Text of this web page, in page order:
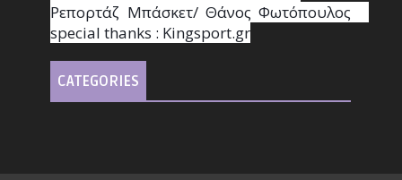
Ρεπορτάζ Μπάσκετ/ Θάνος Φωτόπουλος
special thanks : Κingsport.gr
CATEGORIES